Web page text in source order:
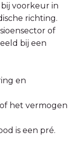
voorkeur in
richting.
of
bij een
en
het vermogen
is een pré.